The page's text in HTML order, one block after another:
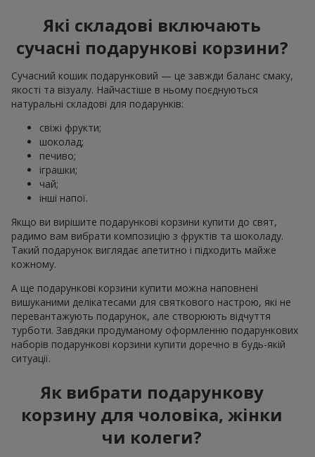
Які складові включають
сучасні подарункові корзини?
Сучасний кошик подарунковий — це завжди баланс смаку,
якості та візуалу. Найчастіше в ньому поєднуються
натуральні складові для подарунків:
свіжі фрукти;
шоколад;
печиво;
іграшки;
чай;
інші напої.
Якщо ви вирішите подарункові корзини купити до свят,
радимо вам вибрати композицію з фруктів та шоколаду.
Такий подарунок виглядає апетитно і підходить майже
кожному.
А ще подарункові корзини купити можна наповнені
вишуканими делікатесами для святкового настрою, які не
перевантажують подарунок, але створюють відчуття
турботи. Завдяки продуманому оформленню подарункових
наборів подарункові корзини купити доречно в будь-якій
ситуації.
Як вибрати подарункову
корзину для чоловіка, жінки
чи колеги?